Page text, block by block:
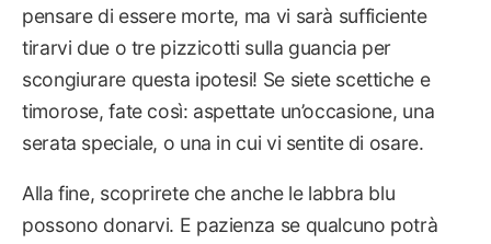
pensare di essere morte, ma vi sarà sufficiente
tirarvi due o tre pizzicotti sulla guancia per
scongiurare questa ipotesi! Se siete scettiche e
timorose, fate così: aspettate un’occasione, una
serata speciale, o una in cui vi sentite di osare.
Alla fine, scoprirete che anche le labbra blu
possono donarvi. E pazienza se qualcuno potrà